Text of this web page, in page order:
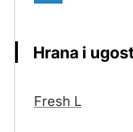
Hrana i
Fresh L